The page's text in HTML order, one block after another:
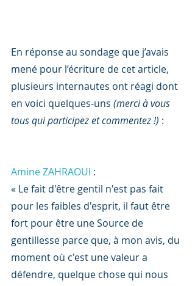
En réponse au sondage que j’avais
mené pour l’écriture de cet article,
plusieurs internautes ont réagi dont
en voici quelques-uns (merci à vous
tous qui participez et commentez !) :
Amine ZAHRAOUI :
« Le fait d'être gentil n'est pas fait
pour les faibles d'esprit, il faut être
fort pour être une Source de
gentillesse parce que, à mon avis, du
moment où c'est une valeur a
défendre, quelque chose qui nous